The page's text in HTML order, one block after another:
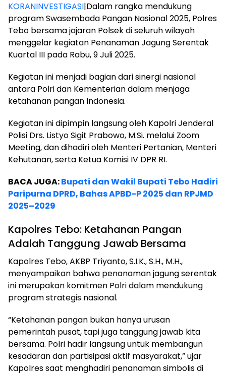
KORANINVESTIGASI|Dalam rangka mendukung
program Swasembada Pangan Nasional 2025, Polres
Tebo bersama jajaran Polsek di seluruh wilayah
menggelar kegiatan Penanaman Jagung Serentak
Kuartal III pada Rabu, 9 Juli 2025.
Kegiatan ini menjadi bagian dari sinergi nasional
antara Polri dan Kementerian dalam menjaga
ketahanan pangan Indonesia.
Kegiatan ini dipimpin langsung oleh Kapolri Jenderal
Polisi Drs. Listyo Sigit Prabowo, M.Si. melalui Zoom
Meeting, dan dihadiri oleh Menteri Pertanian, Menteri
Kehutanan, serta Ketua Komisi IV DPR RI.
BACA JUGA:Bupati dan Wakil Bupati Tebo Hadiri
Paripurna DPRD, Bahas APBD-P 2025 dan RPJMD
2025–2029
Kapolres Tebo: Ketahanan Pangan
Adalah Tanggung Jawab Bersama
Kapolres Tebo, AKBP Triyanto, S.I.K., S.H., M.H.,
menyampaikan bahwa penanaman jagung serentak
ini merupakan komitmen Polri dalam mendukung
program strategis nasional.
“Ketahanan pangan bukan hanya urusan
pemerintah pusat, tapi juga tanggung jawab kita
bersama. Polri hadir langsung untuk membangun
kesadaran dan partisipasi aktif masyarakat,” ujar
Kapolres saat menghadiri penanaman simbolis di